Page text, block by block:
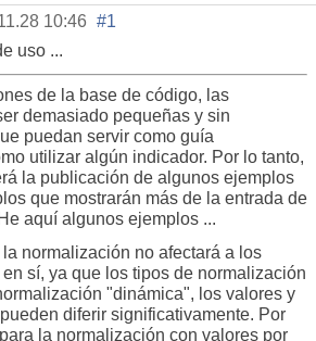
10:46 #1
uso ...
de la base de código, las
demasiado pequeñas y sin
puedan servir como guía
utilizar algún indicador. Por lo tanto,
la publicación de algunos ejemplos
que mostrarán más de la entrada de
aquí algunos ejemplos ...
normalización no afectará a los
sí, ya que los tipos de normalización
"dinámica", los valores y
diferir significativamente. Por
la normalización con valores por